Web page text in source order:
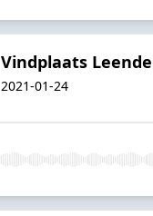
Vindplaats Leende
2021-01-24